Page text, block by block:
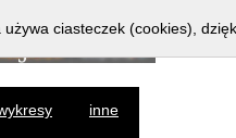
inne
używa ciasteczek (cookies),